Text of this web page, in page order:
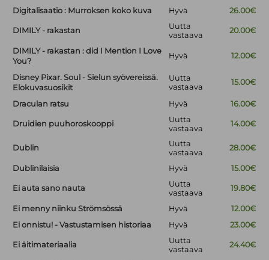
Digitalisaatio : Murroksen koko kuva Hyvä 26.00€
DIMILY - rakastan
Uutta
vastaava
20.00€
DIMILY - rakastan : did I Mention I Love
You?
Hyvä 12.00€
Disney Pixar. Soul - Sielun syövereissä.
Elokuvasuosikit
Uutta
vastaava
15.00€
Draculan ratsu Hyvä 16.00€
Druidien puuhoroskooppi
Uutta
vastaava
14.00€
Dublin
Uutta
vastaava
28.00€
Dublinilaisia Hyvä 15.00€
Ei auta sano nauta
Uutta
vastaava
19.80€
Ei menny niinku Strömsössä Hyvä
12.00€
Ei onnistu! - Vastustamisen historiaa
Hyvä 23.00€
Ei äitimateriaalia
Uutta
vastaava
24.40€